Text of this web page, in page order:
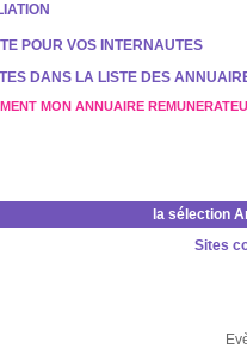
POUR VOS INTERNAUTES
DANS LA LISTE DES
MON ANNUAIRE
la sélection
Sites